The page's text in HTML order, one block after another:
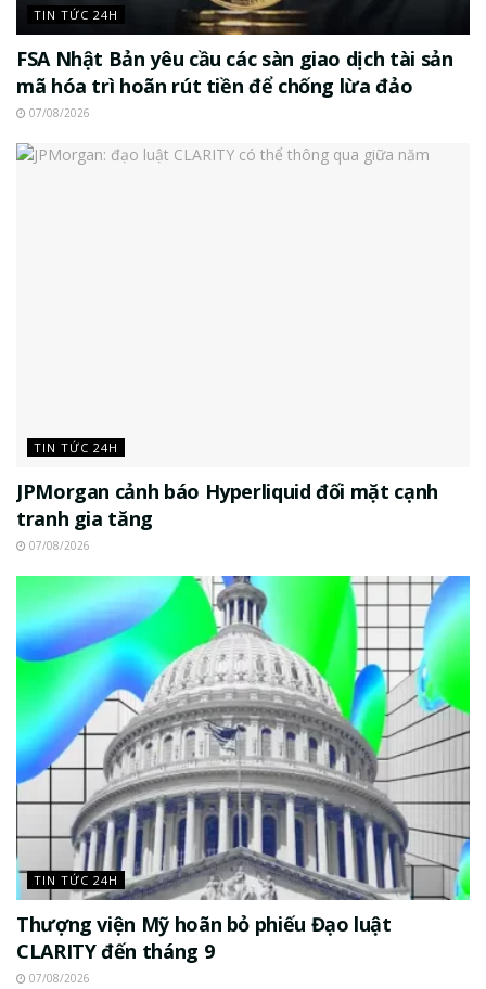
TIN TỨC 24H
FSA Nhật Bản yêu cầu các sàn giao dịch tài sản
mã hóa trì hoãn rút tiền để chống lừa đảo
07/08/2026
TIN TỨC 24H
JPMorgan cảnh báo Hyperliquid đối mặt cạnh
tranh gia tăng
07/08/2026
TIN TỨC 24H
Thượng viện Mỹ hoãn bỏ phiếu Đạo luật
CLARITY đến tháng 9
07/08/2026